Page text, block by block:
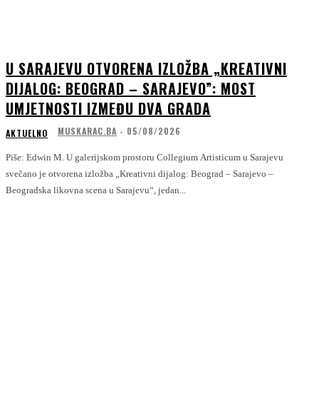
U SARAJEVU OTVORENA IZLOŽBA „KREATIVNI
DIJALOG: BEOGRAD – SARAJEVO”: MOST
UMJETNOSTI IZMEĐU DVA GRADA
AKTUELNO MUSKARAC.BA - 05/08/2026
Piše: Edwin M. U galerijskom prostoru Collegium Artisticum u Sarajevu
svečano je otvorena izložba „Kreativni dijalog: Beograd – Sarajevo –
Beogradska likovna scena u Sarajevu“, jedan...